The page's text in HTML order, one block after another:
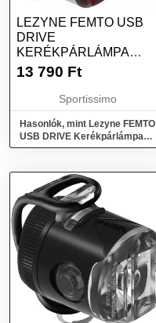
LEZYNE FEMTO USB
DRIVE
KERÉKPÁRLÁMPA
SZETT, FEHÉR, MÉRET
13 790 Ft
Sportissimo
Hasonlók, mint Lezyne FEMTO
USB DRIVE Kerékpárlámpa
szett, fehér, méret